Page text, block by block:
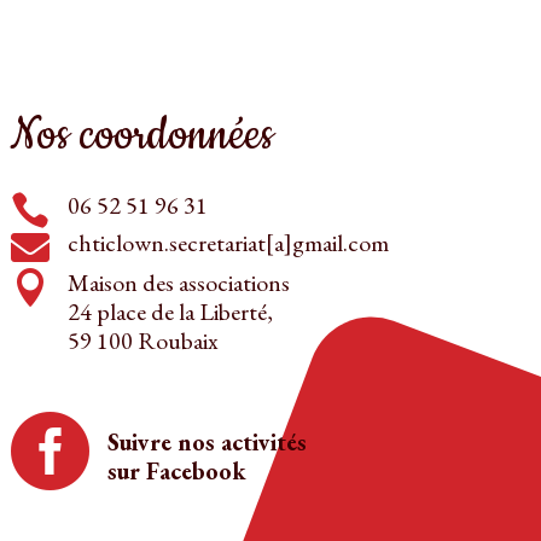
Nos coordonnées
 06 52 51 96 31
 chticlown.secretariat[a]gmail.com

Maison des associations
24 place de la Liberté,
59 100 Roubaix
 Suivre nos activités
sur Facebook